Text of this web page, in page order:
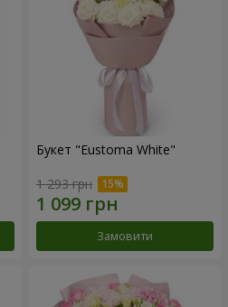
Букет "Eustoma White"
1 293 грн
Замовити